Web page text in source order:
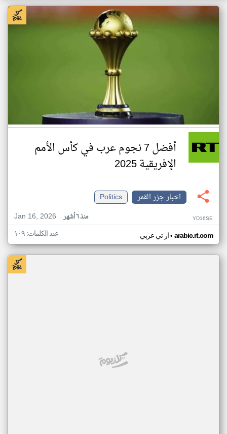
أفضل 7 نجوم عرب في كأس الأمم
الإفريقية 2025
اخبار جزر القمر
Politics
Jan 16, 2026
منذ ٦ أشهر YD16SE
ار تي عربي• arabic.rt.com عدد الكلمات: ١٠٩